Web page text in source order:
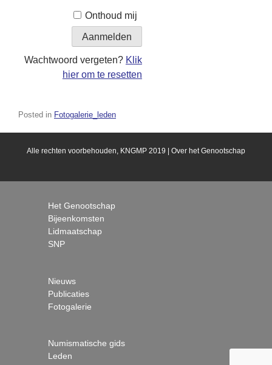
Onthoud mij
Wachtwoord vergeten? Klik
hier om te resetten
Posted in Fotogalerie_leden
Het Genootschap
Bijeenkomsten
Lidmaatschap
SNP
Nieuws
Publicaties
Fotogalerie
Numismatische gids
Leden
Alle rechten voorbehouden, KNGMP 2019 | Over het Genootschap